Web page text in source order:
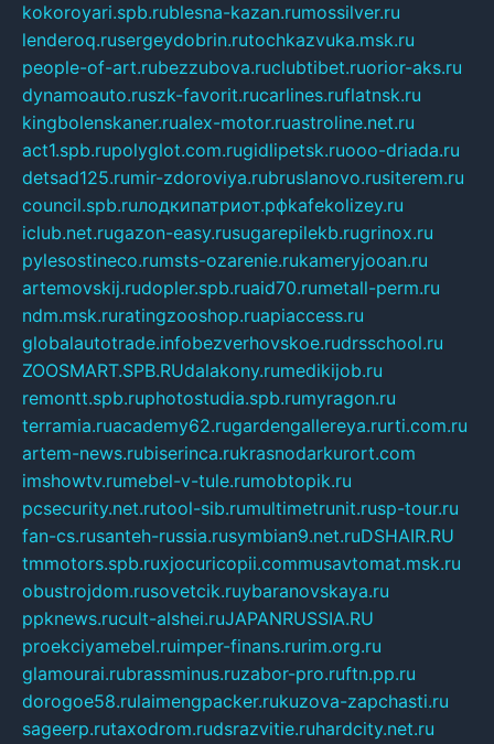
kokoroyari.spb.rublesna-kazan.rumossilver.ru
lenderoq.rusergeydobrin.rutochkazvuka.msk.ru
people-of-art.rubezzubova.ruclubtibet.ruorior-aks.ru
dynamoauto.ruszk-favorit.rucarlines.ruflatnsk.ru
kingbolenskaner.rualex-motor.ruastroline.net.ru
act1.spb.rupolyglot.com.rugidlipetsk.ruooo-driada.ru
detsad125.rumir-zdoroviya.rubruslanovo.rusiterem.ru
council.spb.ruлодкипатриот.рфkafekolizey.ru
iclub.net.rugazon-easy.rusugarepilekb.rugrinox.ru
pylesostineco.rumsts-ozarenie.rukameryjooan.ru
artemovskij.rudopler.spb.ruaid70.rumetall-perm.ru
ndm.msk.ruratingzooshop.ruapiaccess.ru
globalautotrade.infobezverhovskoe.rudrsschool.ru
ZOOSMART.SPB.RUdalakony.rumedikijob.ru
remontt.spb.ruphotostudia.spb.rumyragon.ru
terramia.ruacademy62.rugardengallereya.rurti.com.ru
artem-news.rubiserinca.rukrasnodarkurort.com
imshowtv.rumebel-v-tule.rumobtopik.ru
pcsecurity.net.rutool-sib.rumultimetrunit.rusp-tour.ru
fan-cs.rusanteh-russia.rusymbian9.net.ruDSHAIR.RU
tmmotors.spb.ruxjocuricopii.commusavtomat.msk.ru
obustrojdom.rusovetcik.ruybaranovskaya.ru
ppknews.rucult-alshei.ruJAPANRUSSIA.RU
proekciyamebel.ruimper-finans.rurim.org.ru
glamourai.rubrassminus.ruzabor-pro.ruftn.pp.ru
dorogoe58.rulaimengpacker.rukuzova-zapchasti.ru
sageerp.rutaxodrom.rudsrazvitie.ruhardcity.net.ru